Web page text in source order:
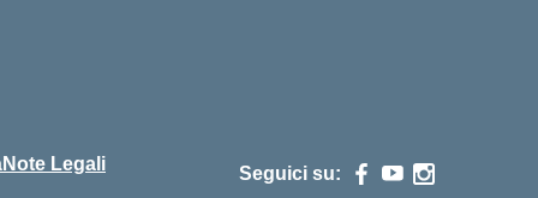
Note Legali Seguici su: